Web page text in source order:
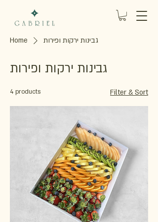
Home גבינות ירקות ופירות
גבינות ירקות ופירות
4 products Filter & Sort